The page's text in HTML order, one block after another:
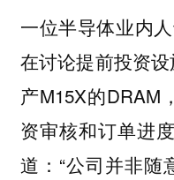
一位半导体业内
在讨论提前投资
产M15X的DRAM
资审核和订单进
道：“公司并非随